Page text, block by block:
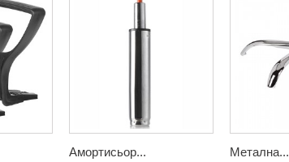
Амортисьор... Метална...